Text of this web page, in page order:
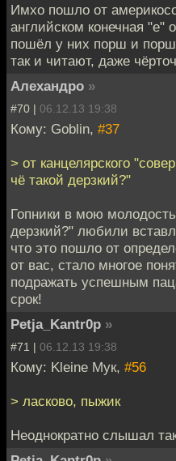
Имхо пошло от
английском конечная "e"
пошёл у них порш и
так и читают, даже
Алехандро »
#70 | 06.12.13 19:38
Кому: Goblin, #37
> от канцелярского
чё такой дерзкий?"
Гопники в мою
дерзкий?" любили
что это пошло от
от вас, стало многое
подражать успешным
срок!
Petja_Kantr0p »
#71 | 06.12.13 19:38
Кому: Kleine Мук, #56
> ласково, пыжик
Неоднократно слышал